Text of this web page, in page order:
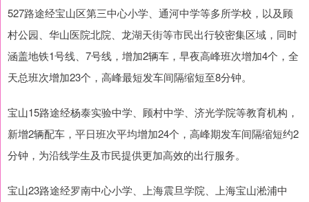
527路途经宝山区第三中心小学、通河中学等多所学校，以及顾
村公园、华山医院北院、龙湖天街等市民出行较密集区域，同时
涵盖地铁1号线、7号线，增加2辆车，早夜高峰班次增加4个，全
天总班次增加23个，高峰最短发车间隔缩短至8分钟。
宝山15路途经杨泰实验中学、顾村中学、济光学院等教育机构，
新增2辆配车，平日班次平均增加24个，高峰期发车间隔缩短约2
分钟，为沿线学生及市民提供更加高效的出行服务。
宝山23路途经罗南中心小学、上海震旦学院、上海宝山淞浦中